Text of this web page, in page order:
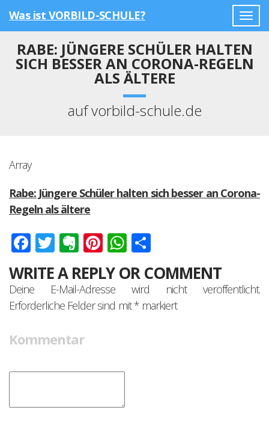
Was ist VORBILD-SCHULE?
RABE: JÜNGERE SCHÜLER HALTEN
SICH BESSER AN CORONA-REGELN
ALS ÄLTERE
auf vorbild-schule.de
Array
Rabe: Jüngere Schüler halten sich besser an Corona-
Regeln als ältere
Facebook
Twitter
Evernote
Pinterest
WhatsApp
WRITE A REPLY OR COMMENT
Deine E-Mail-Adresse wird nicht veröffentlicht.
Erforderliche Felder sind mit*markiert
Kommentar